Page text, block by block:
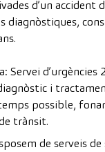
d’un
diagnòstiques,
Servei d’urgències
i
possible,
trànsit.
de serveis